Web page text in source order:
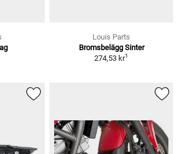
Louis Parts
Bromsbelägg Sinter
274,53 kr1